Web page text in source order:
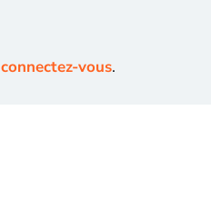
connectez-vous.